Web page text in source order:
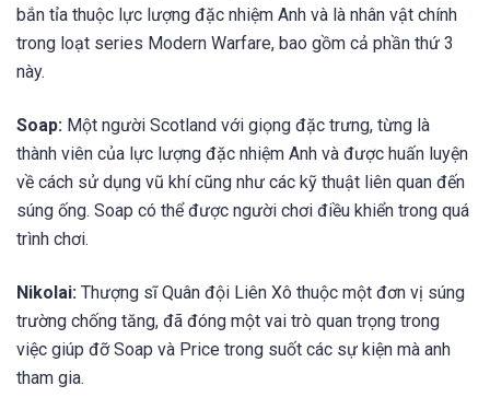
bắn tỉa thuộc lực lượng đặc nhiệm Anh và là nhân vật chính
trong loạt series Modern Warfare, bao gồm cả phần thứ 3
này.
Soap: Một người Scotland với giọng đặc trưng, từng là
thành viên của lực lượng đặc nhiệm Anh và được huấn luyện
về cách sử dụng vũ khí cũng như các kỹ thuật liên quan đến
súng ống. Soap có thể được người chơi điều khiển trong quá
trình chơi.
Nikolai: Thượng sĩ Quân đội Liên Xô thuộc một đơn vị súng
trường chống tăng, đã đóng một vai trò quan trọng trong
việc giúp đỡ Soap và Price trong suốt các sự kiện mà anh
tham gia.